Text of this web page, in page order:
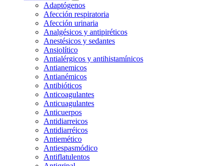
Adaptógenos
Afección respiratoria
Afección urinaria
Analgésicos y antipiréticos
Anestésicos y sedantes
Ansiolítico
Antialérgicos y antihistamínicos
Antianemicos
Antianémicos
Antibióticos
Anticoagulantes
Anticuagulantes
Anticuerpos
Antidiarreicos
Antidiarréicos
Antiemético
Antiespasmódico
Antiflatulentos